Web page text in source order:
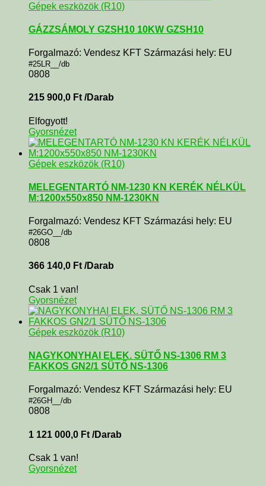
Gépek eszközök (R10)
GÁZZSÁMOLY GZSH10 10KW GZSH10
Forgalmazó: Vendesz KFT Származási hely: EU
#25LR__/db
0808
215 900,0 Ft /Darab
Elfogyott!
Gyorsnézet
Gépek eszközök (R10)
MELEGENTARTÓ NM-1230 KN KERÉK NÉLKÜL
M:1200x550x850 NM-1230KN
Forgalmazó: Vendesz KFT Származási hely: EU
#26GO__/db
0808
366 140,0 Ft /Darab
Csak 1 van!
Gyorsnézet
Gépek eszközök (R10)
NAGYKONYHAI ELEK. SÜTŐ NS-1306 RM 3
FAKKOS GN2/1 SÜTŐ NS-1306
Forgalmazó: Vendesz KFT Származási hely: EU
#26GH__/db
0808
1 121 000,0 Ft /Darab
Csak 1 van!
Gyorsnézet